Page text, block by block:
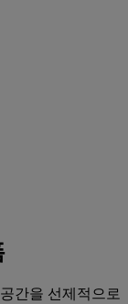
간을 선제적으로